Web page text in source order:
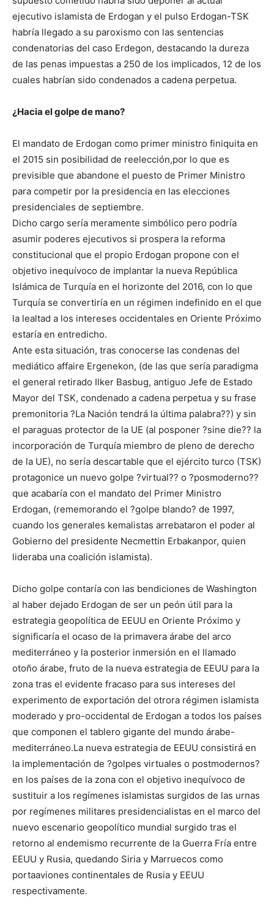
ejecutivo islamista de Erdogan y el pulso Erdogan-TSK
habría llegado a su paroxismo con las sentencias
condenatorias del caso Erdegon, destacando la dureza
de las penas impuestas a 250 de los implicados, 12 de los
cuales habrían sido condenados a cadena perpetua.
¿Hacia el golpe de mano?
El mandato de Erdogan como primer ministro finiquita en
el 2015 sin posibilidad de reelección,por lo que es
previsible que abandone el puesto de Primer Ministro
para competir por la presidencia en las elecciones
presidenciales de septiembre.
Dicho cargo sería meramente simbólico pero podría
asumir poderes ejecutivos si prospera la reforma
constitucional que el propio Erdogan propone con el
objetivo inequívoco de implantar la nueva República
Islámica de Turquía en el horizonte del 2016, con lo que
Turquía se convertiría en un régimen indefinido en el que
la lealtad a los intereses occidentales en Oriente Próximo
estaría en entredicho.
Ante esta situación, tras conocerse las condenas del
mediático affaire Ergenekon, (de las que sería paradigma
el general retirado Ilker Basbug, antiguo Jefe de Estado
Mayor del TSK, condenado a cadena perpetua y su frase
premonitoria ?La Nación tendrá la última palabra??) y sin
el paraguas protector de la UE (al posponer ?sine die?? la
incorporación de Turquía miembro de pleno de derecho
de la UE), no sería descartable que el ejército turco (TSK)
protagonice un nuevo golpe ?virtual?? o ?posmoderno??
que acabaría con el mandato del Primer Ministro
Erdogan, (rememorando el ?golpe blando? de 1997,
cuando los generales kemalistas arrebataron el poder al
Gobierno del presidente Necmettin Erbakanpor, quien
lideraba una coalición islamista).
Dicho golpe contaría con las bendiciones de Washington
al haber dejado Erdogan de ser un peón útil para la
estrategia geopolítica de EEUU en Oriente Próximo y
significaría el ocaso de la primavera árabe del arco
mediterráneo y la posterior inmersión en el llamado
otoño árabe, fruto de la nueva estrategia de EEUU para la
zona tras el evidente fracaso para sus intereses del
experimento de exportación del otrora régimen islamista
moderado y pro-occidental de Erdogan a todos los países
que componen el tablero gigante del mundo árabe-
mediterráneo.La nueva estrategia de EEUU consistirá en
la implementación de ?golpes virtuales o postmodernos?
en los países de la zona con el objetivo inequívoco de
sustituir a los regímenes islamistas surgidos de las urnas
por regímenes militares presidencialistas en el marco del
nuevo escenario geopolítico mundial surgido tras el
retorno al endemismo recurrente de la Guerra Fría entre
EEUU y Rusia, quedando Siria y Marruecos como
portaaviones continentales de Rusia y EEUU
respectivamente.